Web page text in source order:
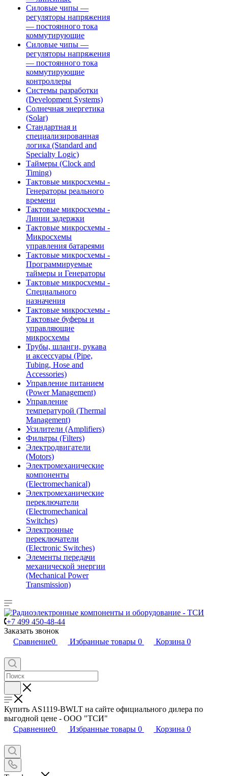
Силовые чипы —
регуляторы напряжения
— постоянного тока
коммутирующие
Силовые чипы —
регуляторы напряжения
— постоянного тока
коммутирующие
контроллеры
Системы разработки
(Development Systems)
Солнечная энергетика
(Solar)
Стандартная и
специализированная
логика (Standard and
Specialty Logic)
Таймеры (Clock and
Timing)
Тактовые микросхемы -
Генераторы реального
времени
Тактовые микросхемы -
Линии задержки
Тактовые микросхемы -
Микросхемы
управления батареями
Тактовые микросхемы -
Программируемые
таймеры и Генераторы
Тактовые микросхемы -
Специального
назначения
Тактовые микросхемы -
Тактовые буферы и
управляющие
микросхемы
Трубы, шланги, рукава
и аксессуары (Pipe,
Tubing, Hose and
Accessories)
Управление питанием
(Power Management)
Управление
температурой (Thermal
Management)
Усилители (Amplifiers)
Фильтры (Filters)
Электродвигатели
(Motors)
Электромеханические
компоненты
(Electromechanical)
Электромеханические
переключатели
(Electromechanical
Switches)
Электронные
переключатели
(Electronic Switches)
Элементы передачи
механической энергии
(Mechanical Power
Transmission)
+7 499 450-48-44
Заказать звонок
Сравнение0 Избранные товары 0 Корзина 0
Купить AS1119-BWLT на сайте официального дилера по
выгодной цене - ООО "ТСИ"
Сравнение0 Избранные товары 0 Корзина 0